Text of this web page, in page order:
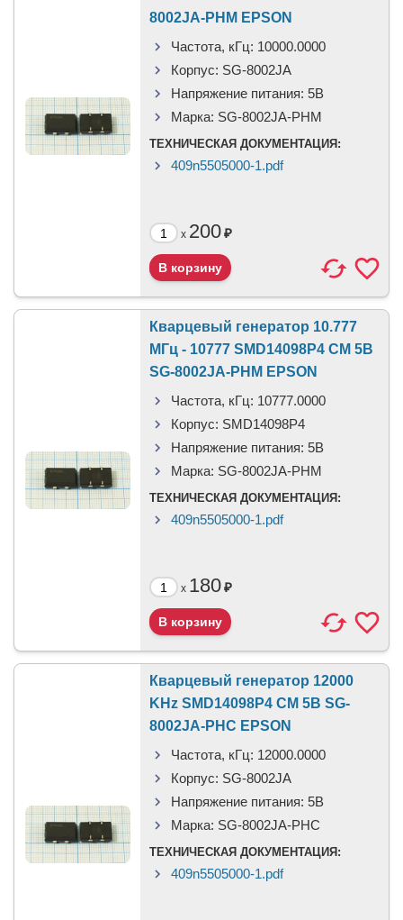
8002JA-PHM EPSON
Частота, кГц: 10000.0000
Корпус: SG-8002JA
Напряжение питания: 5В
Марка: SG-8002JA-PHM
ТЕХНИЧЕСКАЯ ДОКУМЕНТАЦИЯ:
409n5505000-1.pdf
x 200₽
Кварцевый генератор 10.777
МГц - 10777 SMD14098P4 CM 5В
SG-8002JA-PHM EPSON
Частота, кГц: 10777.0000
Корпус: SMD14098P4
Напряжение питания: 5В
Марка: SG-8002JA-PHM
ТЕХНИЧЕСКАЯ ДОКУМЕНТАЦИЯ:
409n5505000-1.pdf
x 180₽
Кварцевый генератор 12000
KHz SMD14098P4 CM 5В SG-
8002JA-PHC EPSON
Частота, кГц: 12000.0000
Корпус: SG-8002JA
Напряжение питания: 5В
Марка: SG-8002JA-PHC
ТЕХНИЧЕСКАЯ ДОКУМЕНТАЦИЯ:
409n5505000-1.pdf